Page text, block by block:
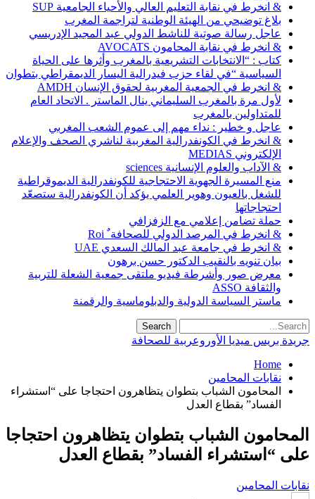
& انخرط في نقابة التعليم العالي والأحياء الجامعية SUP
بلاغ توضيحي من الهيئة الوطنية لتراجمة المغرب
عاجل رسالة صوتية للناشط الدولي عبد المجيد الإدريسي
& انخرط في نقابة المحامون AVOCATS
كتاب : “الانتخابات التشريعية بالمغرب وأثرها على الحياة
السياسية “في لقاء حزب فيدرالية اليسار الديمقراطي بتطوان
& انخرط في الجمعية المغربية لحقوق الإنسان AMDH
لأول مرة بالمغرب السليماني ينال الماستر . الاتحاد العام
للمتداولين بالمغرب
عاجل و خطير : نداء مهم إلى عموم الشعب المغربي
& انخرط في الكونفدرالية المغربية لناشري الصحف والإعلام
الإلكتروني MEDIAS
& الآداب والعلوم الإنسانية sciences
منع المسيرة الجهوية الاحتجاجية للكونفدرالية الديموقراطية
للشغل بالعيون وهوير العلمي يؤكد أن الكونفدرالية ستصعّد
احتجاجاتها
حملة تضامن إعلامي مع الزفزافي
& انخرط في المرصد الدولي للصحافة ٌ Roi
& انخرط في جامعة عبد المالك السعدي UAE
بيان تنويه بالنقيب الدكتور حسن برهون
معرض صور وأشرطة فيديو ملتقى جمعية الشعلة للتربية
والثقافة ASSO
ماستر السياسة الدولية والدبلوماسية والرقمنة
جريدة بريس ميديا الأوروعربية للصحافة
Home
نقابات المحامين
المحامون الشباب بتطوان يتظاهرون احتجاجا على “استشراء
الفساد” بقطاع العدل
المحامون الشباب بتطوان يتظاهرون احتجاجا
على “استشراء الفساد” بقطاع العدل
نقابات المحامين